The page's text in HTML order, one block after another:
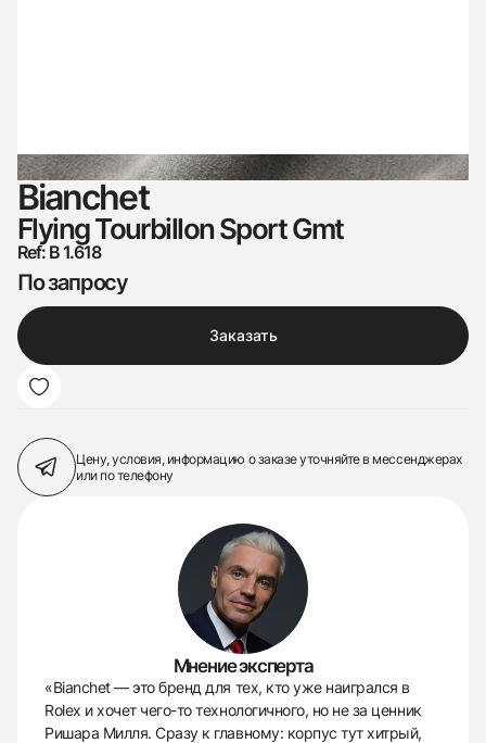
Bianchet
Flying Tourbillon Sport Gmt
Ref: В 1.618
По запросу
Заказать
Цену, условия, информацию о заказеуточняйте в мессенджерах
или по телефону
Мнение эксперта
«Bianchet — это бренд для тех, кто уже наигрался в
Rolex и хочет чего-то технологичного, но не за ценник
Ришара Милля. Сразу к главному: корпус тут хитрый,